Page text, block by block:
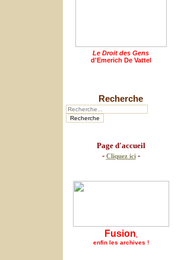
Le Droit des Gens
d'Emerich De Vattel
Recherche
Page d'accueil
- Cliquez ici-
Fusion
enfin les archives !